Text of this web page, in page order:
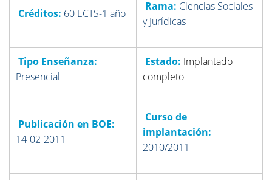
Créditos: 60 ECTS-1 año
Rama: Ciencias Sociales
y Jurídicas
Tipo Enseñanza:
Presencial
Estado: Implantado
completo
Publicación en BOE:
14-02-2011
Curso de
implantación:
2010/2011